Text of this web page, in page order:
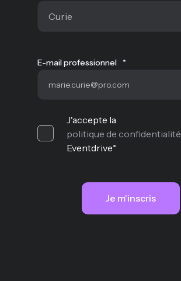
E-mail professionnel *
J'accepte la
politique de confidentialité
Eventdrive*